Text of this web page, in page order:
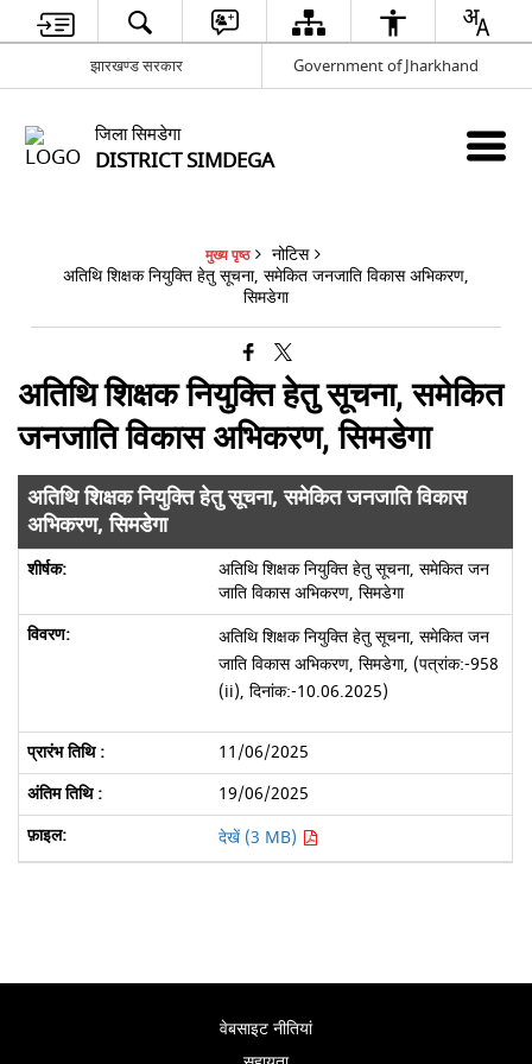
झारखण्ड सरकार Government of Jharkhand
जिला सिमडेगा
DISTRICT SIMDEGA
मुख्य पृष्ठ
नोटिस
अतिथि शिक्षक नियुक्ति हेतु सूचना, समेकित जनजाति विकास अभिकरण,
सिमडेगा
अतिथि शिक्षक नियुक्ति हेतु सूचना, समेकित
जनजाति विकास अभिकरण, सिमडेगा
अतिथि शिक्षक नियुक्ति हेतु सूचना, समेकित जनजाति विकास
अभिकरण, सिमडेगा
अतिथि शिक्षक नियुक्ति हेतु सूचना, समेकित जन
जाति विकास अभिकरण, सिमडेगा
अतिथि शिक्षक नियुक्ति हेतु सूचना, समेकित जन
जाति विकास अभिकरण, सिमडेगा, (पत्रांक:-958
(ii), दिनांक:-10.06.2025)
11/06/2025
19/06/2025
देखें (3 MB)
वेबसाइट नीतियां